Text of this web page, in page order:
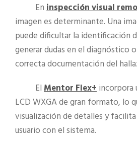
Eninspección visual
imagen es determinante. Una
puede dificultar la identificación
generar dudas en el diagnóstico
correcta documentación del
ElMentor Flex+incorpora
LCD WXGA de gran formato, lo
visualización de detalles y
usuario con el sistema.